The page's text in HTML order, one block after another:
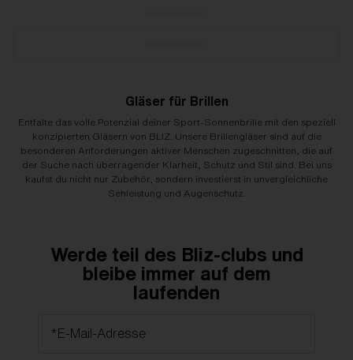
Gläser für Brillen
Entfalte das volle Potenzial deiner Sport-Sonnenbrille mit den speziell
konzipierten Gläsern von BLIZ. Unsere Brillengläser sind auf die
besonderen Anforderungen aktiver Menschen zugeschnitten, die auf
der Suche nach überragender Klarheit, Schutz und Stil sind. Bei uns
kaufst du nicht nur Zubehör, sondern investierst in unvergleichliche
Sehleistung und Augenschutz.
Werde teil des Bliz-clubs und
bleibe immer auf dem
laufenden
*E-Mail-Adresse